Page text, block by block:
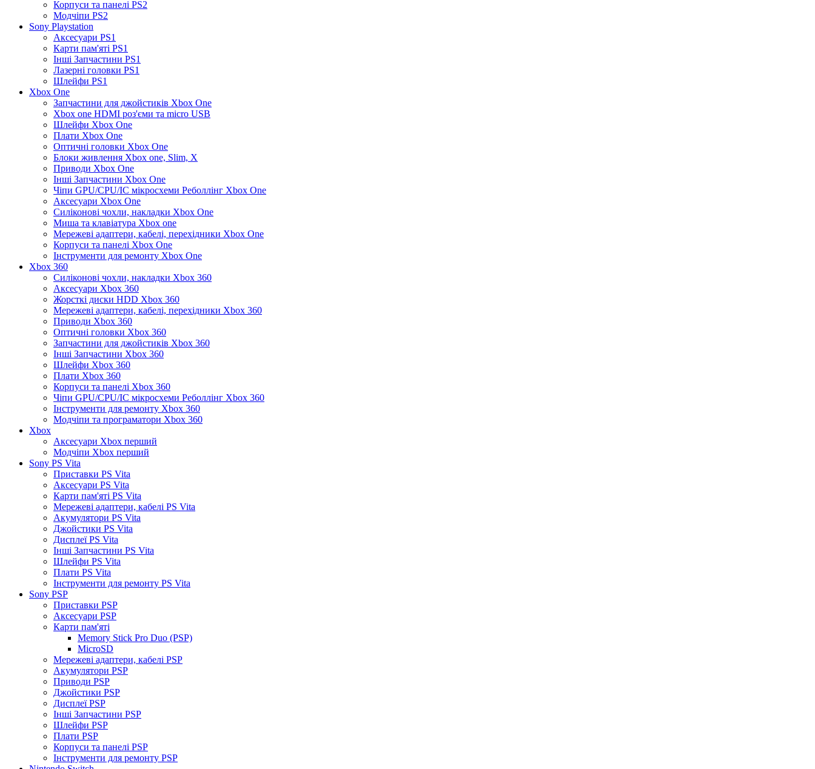
Корпуси та панелі PS2
Модчіпи PS2
Sony Playstation
Аксесуари PS1
Карти пам'яті PS1
Інші Запчастини PS1
Лазерні головки PS1
Шлейфи PS1
Xbox One
Запчастини для джойстиків Xbox One
Xbox one HDMI роз'єми та micro USB
Шлейфи Xbox One
Плати Xbox One
Оптичні головки Xbox One
Блоки живлення Xbox one, Slim, X
Приводи Xbox One
Інші Запчастини Xbox One
Чіпи GPU/CPU/IC мікросхеми Реболлінг Xbox One
Аксесуари Xbox One
Силіконові чохли, накладки Xbox One
Миша та клавіатура Xbox one
Мережеві адаптери, кабелі, перехідники Xbox One
Корпуси та панелі Xbox One
Інструменти для ремонту Xbox One
Xbox 360
Силіконові чохли, накладки Xbox 360
Аксесуари Xbox 360
Жорсткі диски HDD Xbox 360
Мережеві адаптери, кабелі, перехідники Xbox 360
Приводи Xbox 360
Оптичні головки Xbox 360
Запчастини для джойстиків Xbox 360
Інші Запчастини Xbox 360
Шлейфи Xbox 360
Плати Xbox 360
Корпуси та панелі Xbox 360
Чіпи GPU/CPU/IC мікросхеми Реболлінг Xbox 360
Інструменти для ремонту Xbox 360
Модчіпи та програматори Xbox 360
Xbox
Аксесуари Xbox перший
Модчіпи Xbox перший
Sony PS Vita
Приставки PS Vita
Аксесуари PS Vita
Карти пам'яті PS Vita
Мережеві адаптери, кабелі PS Vita
Акумулятори PS Vita
Джойстики PS Vita
Дисплеї PS Vita
Інші Запчастини PS Vita
Шлейфи PS Vita
Плати PS Vita
Інструменти для ремонту PS Vita
Sony PSP
Приставки PSP
Аксесуари PSP
Карти пам'яті
Memory Stick Pro Duo (PSP)
MicroSD
Мережеві адаптери, кабелі PSP
Акумулятори PSP
Приводи PSP
Джойстики PSP
Дисплеї PSP
Інші Запчастини PSP
Шлейфи PSP
Плати PSP
Корпуси та панелі PSP
Інструменти для ремонту PSP